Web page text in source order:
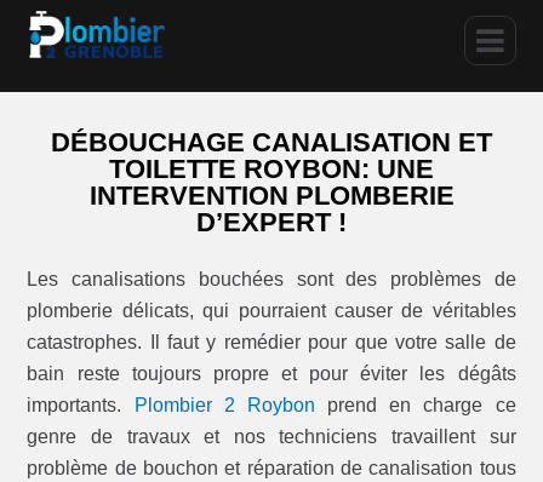
DÉBOUCHAGE CANALISATION ET
TOILETTE ROYBON: UNE
INTERVENTION PLOMBERIE
D’EXPERT !
Les canalisations bouchées sont des problèmes de
plomberie délicats, qui pourraient causer de véritables
catastrophes. Il faut y remédier pour que votre salle de
bain reste toujours propre et pour éviter les dégâts
importants.
Plombier 2 Roybon prend en charge ce
genre de travaux et nos techniciens travaillent sur
problème de bouchon et réparation de canalisation tous